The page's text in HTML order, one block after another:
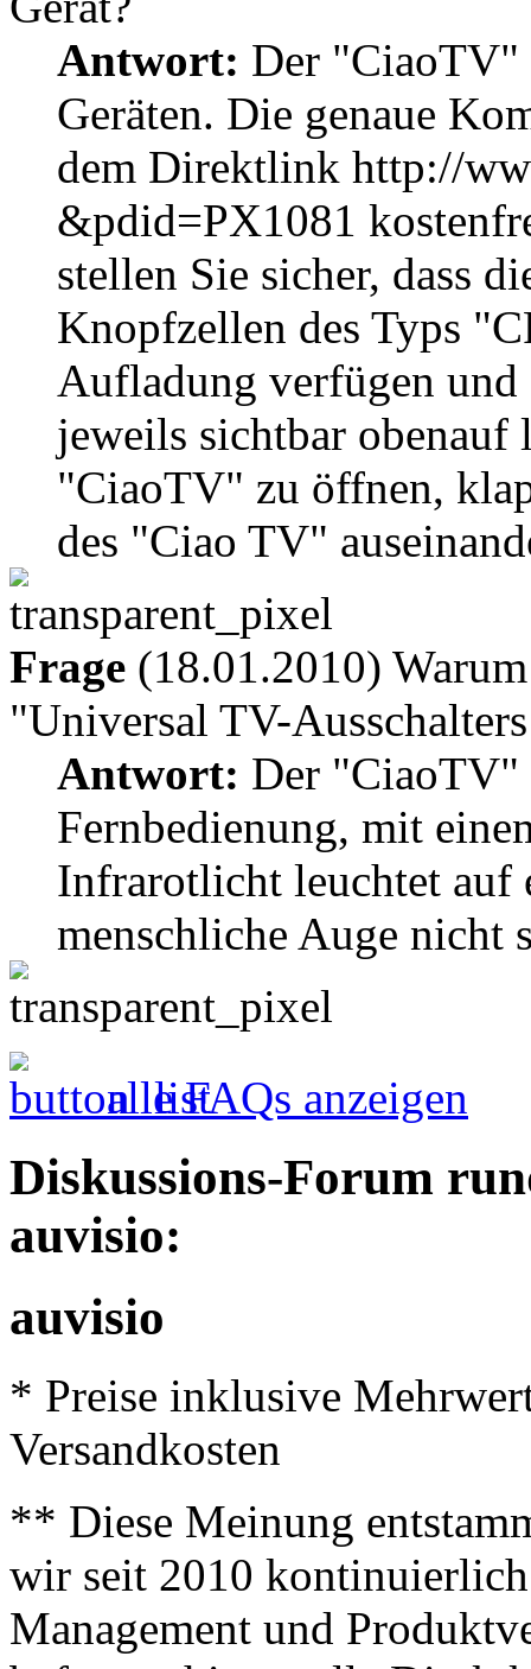
Antwort: Der "CiaoTV"
Geräten. Die genaue
dem Direktlink http://
&pdid=PX1081
stellen Sie sicher, dass
Knopfzellen des Typs
Aufladung verfügen und
jeweils sichtbar obenauf
"CiaoTV" zu öffnen,
des "Ciao TV"
Frage (18.01.2010)
"Universal TV-
Antwort: Der "CiaoTV"
Fernbedienung, mit
Infrarotlicht leuchtet auf
menschliche Auge nicht
alle FAQs anzeigen
Diskussions-Forum
auvisio:
auvisio
* Preise inklusive
Versandkosten
** Diese Meinung
wir seit 2010
Management und